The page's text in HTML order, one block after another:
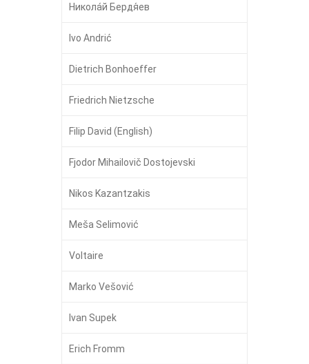
Никола́й Бердя́ев
Ivo Andrić
Dietrich Bonhoeffer
Friedrich Nietzsche
Filip David (English)
Fjodor Mihailovič Dostojevski
Nikos Kazantzakis
Meša Selimović
Voltaire
Marko Vešović
Ivan Supek
Erich Fromm